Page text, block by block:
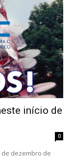
início de
0
dezembro de